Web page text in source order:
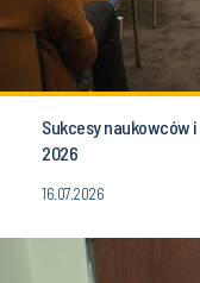
Sukcesy naukowców
2026
16.07.2026